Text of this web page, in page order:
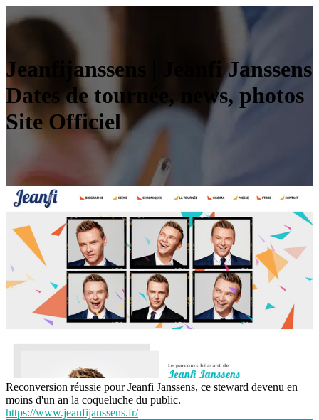
Jeanfi­janssens | Jeanfi Janssens
Dates de tournée, news, photos
Site Officiel
Reconversion réussie pour Jeanfi Janssens, ce steward devenu en
moins d'un an la coqueluche du public.
https://www.jeanfijanssens.fr/